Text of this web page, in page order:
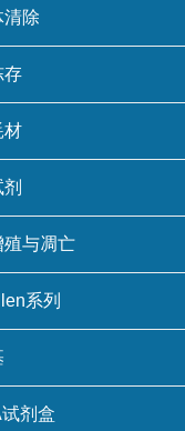
清除
存
材
殖与凋亡
系列
剂盒